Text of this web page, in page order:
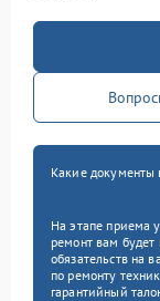
Какие документы
На этапе приема
ремонт вам будет
обязательств на
по ремонту
гарантийный